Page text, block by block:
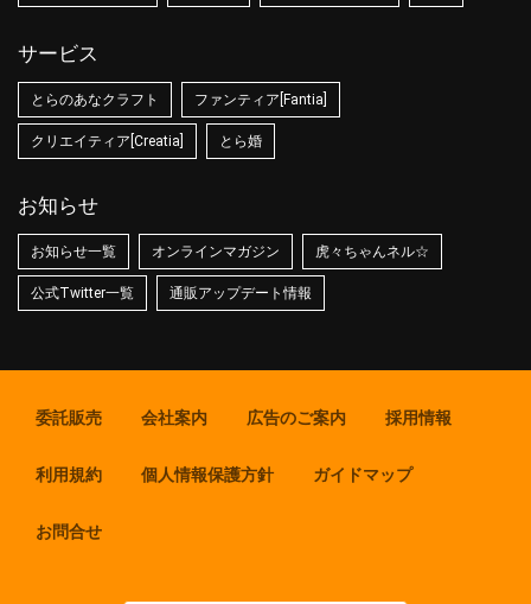
サービス
とらのあなクラフト ファンティア[Fantia]
クリエイティア[Creatia] とら婚
お知らせ
お知らせ一覧 オンラインマガジン 虎々ちゃんネル☆
公式Twitter一覧 通販アップデート情報
委託販売 会社案内 広告のご案内 採用情報
利用規約 個人情報保護方針 ガイドマップ
お問合せ